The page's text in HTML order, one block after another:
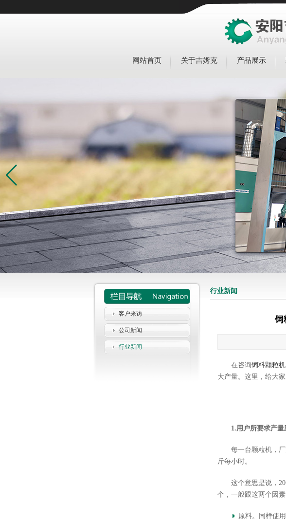
网站首页 关于吉姆克 产品展示
客户来访
公司新闻
行业新闻
行业新闻
饲
在咨询饲料颗粒机
大产量。这里，给大家
1.用户所要求产量
每一台颗粒机，
斤每小时。
这个意思是说，
个，一般跟这两个因素
原料。同样使